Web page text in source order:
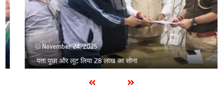
November 24, 2025
पता पूछा और लूट लिया 28 लाख का सोना